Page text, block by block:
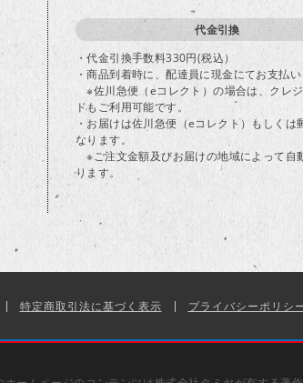
代金引換
・代金引換手数料330円(税込）
・商品到着時に、配達員に現金にてお支払い
※佐川急便（eコレクト）の場合は、クレ
ドもご利用可能です。
・お届けは佐川急便（eコレクト）もしくは
なります。
※ご注文金額及びお届けの地域によって自
ります。
特定商取引法に基づく表示 プライバシーポリシ